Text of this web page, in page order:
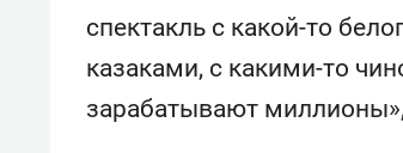
спектакль с какой-то
казаками, с какими-то
зарабатывают